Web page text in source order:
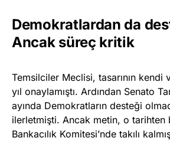
Demokratlardan da
Ancak süreç kritik
Temsilciler Meclisi, tasarının kendi
yıl onaylamıştı. Ardından Senato
ayında Demokratların desteği
ilerletmişti. Ancak metin, o tarihten
Bankacılık Komitesi’nde takılı